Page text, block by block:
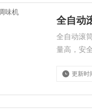
全自动
全自动滚
量高，安
更新时